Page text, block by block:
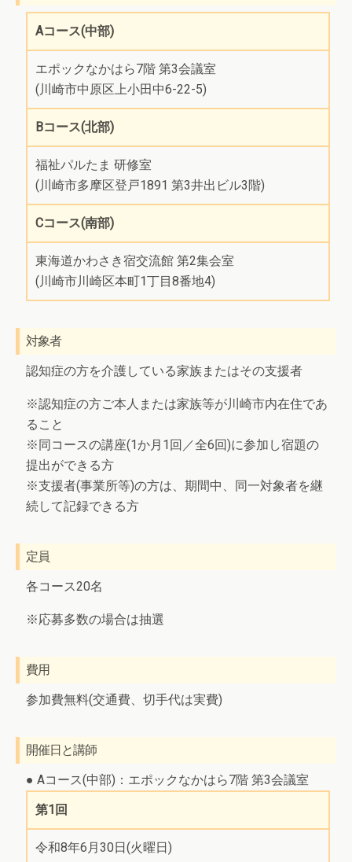
Aコース(中部)
エポックなかはら7階 第3会議室
(川崎市中原区上小田中6-22-5)
Bコース(北部)
福祉パルたま 研修室
(川崎市多摩区登戸1891 第3井出ビル3階)
Cコース(南部)
東海道かわさき宿交流館 第2集会室
(川崎市川崎区本町1丁目8番地4)
対象者
認知症の方を介護している家族またはその支援者
※認知症の方ご本人または家族等が川崎市内在住であ
ること
※同コースの講座(1か月1回／全6回)に参加し宿題の
提出ができる方
※支援者(事業所等)の方は、期間中、同一対象者を継
続して記録できる方
定員
各コース20名
※応募多数の場合は抽選
費用
参加費無料(交通費、切手代は実費)
開催日と講師
● Aコース(中部)：エポックなかはら7階 第3会議室
第1回
令和8年6月30日(火曜日)